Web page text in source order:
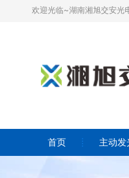
欢迎光临~湖南湘旭交安光
首页 主动